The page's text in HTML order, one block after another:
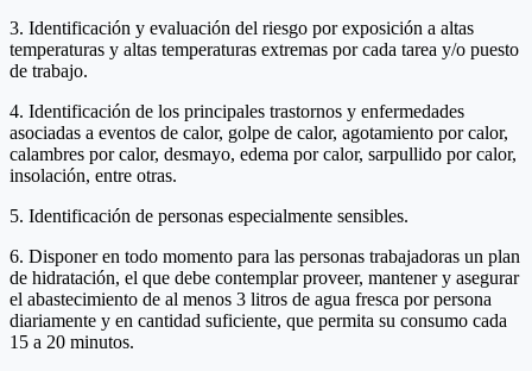
3. Identificación y evaluación del riesgo por exposición a altas
temperaturas y altas temperaturas extremas por cada tarea y/o puesto
de trabajo.
4. Identificación de los principales trastornos y enfermedades
asociadas a eventos de calor, golpe de calor, agotamiento por calor,
calambres por calor, desmayo, edema por calor, sarpullido por calor,
insolación, entre otras.
5. Identificación de personas especialmente sensibles.
6. Disponer en todo momento para las personas trabajadoras un plan
de hidratación, el que debe contemplar proveer, mantener y asegurar
el abastecimiento de al menos 3 litros de agua fresca por persona
diariamente y en cantidad suficiente, que permita su consumo cada
15 a 20 minutos.